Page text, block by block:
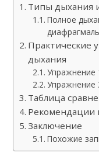
Типы дыхания
Полное
Практические
дыхания
Упражнение
Упражнение
Таблица
Рекомендации
Заключение
Похожие